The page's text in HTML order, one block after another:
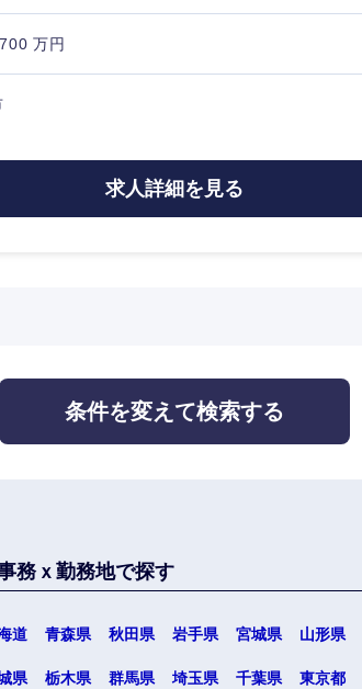
熊本県
万円
求人詳細を見る
条件を変えて検索する
務ｘ勤務地で探す
道 青森県 秋田県 岩手県 宮城県 山形県
県 栃木県 群馬県 埼玉県 千葉県 東京都